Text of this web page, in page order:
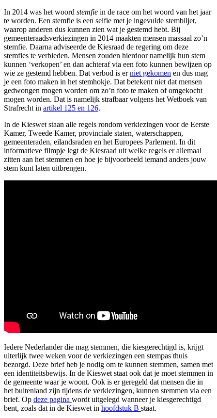
In 2014 was het woord stemfie in de race om het woord van het jaar
te worden. Een stemfie is een selfie met je ingevulde stembiljet,
waarop anderen dus kunnen zien wat je gestemd hebt. Bij
gemeenteraadsverkiezingen in 2014 maakten mensen massaal zo’n
stemfie. Daarna adviseerde de Kiesraad de regering om deze
stemfies te verbieden. Mensen zouden hierdoor namelijk hun stem
kunnen ‘verkopen’ en dan achteraf via een foto kunnen bewijzen op
wie ze gestemd hebben. Dat verbod is erniet gekomen en dus mag
je een foto maken in het stemhokje. Dat betekent niet dat mensen
gedwongen mogen worden om zo’n foto te maken of omgekocht
mogen worden. Dat is namelijk strafbaar volgens het Wetboek van
Strafrecht in artikel 125 en 126.
In de Kieswet staan alle regels rondom verkiezingen voor de Eerste
Kamer, Tweede Kamer, provinciale staten, waterschappen,
gemeenteraden, eilandsraden en het Europees Parlement. In dit
informatieve filmpje legt de Kiesraad uit welke regels er allemaal
zitten aan het stemmen en hoe je bijvoorbeeld iemand anders jouw
stem kunt laten uitbrengen.
Iedere Nederlander die mag stemmen, die kiesgerechtigd is, krijgt
uiterlijk twee weken voor de verkiezingen een stempas thuis
bezorgd. Deze brief heb je nodig om te kunnen stemmen, samen met
een identiteitsbewijs. In de Kieswet staat ook dat je moet stemmen in
de gemeente waar je woont. Ook is er geregeld dat mensen die in
het buitenland zijn tijdens de verkiezingen, kunnen stemmen via een
brief. Op deze pagina wordt uitgelegd wanneer je kiesgerechtigd
bent, zoals dat in de Kieswet in hoofdstuk B staat.